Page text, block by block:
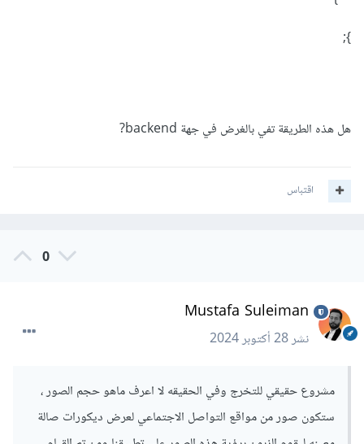
};
هل هذه الطريقة تفي بالغرض في جهة backend?
اقتباس
0
Mustafa Suleiman
نشر28 أكتوبر 2024
مشروع حقيقي للتخرج وفي الحقيقه لا اعرف ماهو حجم الصور ،
ستكون صور من مواقع التواصل الاجتماعي لعرض ديكورات صالة